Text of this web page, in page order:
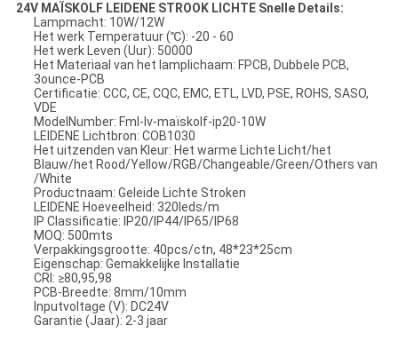
24V MAÏSKOLF LEIDENE STROOK LICHTE Snelle Details:
Lampmacht: 10W/12W
Het werk Temperatuur (℃): -20 - 60
Het werk Leven (Uur): 50000
Het Materiaal van het lamplichaam: FPCB, Dubbele PCB,
3ounce-PCB
Certificatie: CCC, CE, CQC, EMC, ETL, LVD, PSE, ROHS, SASO,
VDE
ModelNumber: Fml-lv-maïskolf-ip20-10W
LEIDENE Lichtbron: COB1030
Het uitzenden van Kleur: Het warme Lichte Licht/het
Blauw/het Rood/Yellow/RGB/Changeable/Green/Others van
/White
Productnaam: Geleide Lichte Stroken
LEIDENE Hoeveelheid: 320leds/m
IP Classificatie: IP20/IP44/IP65/IP68
MOQ: 500mts
Verpakkingsgrootte: 40pcs/ctn, 48*23*25cm
Eigenschap: Gemakkelijke Installatie
CRI: ≥80,95,98
PCB-Breedte: 8mm/10mm
Inputvoltage (V): DC24V
Garantie (Jaar): 2-3 jaar